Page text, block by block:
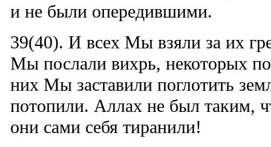
и не были опередившими.
39(40). И всех Мы взяли за их
Мы послали вихрь, некоторых
них Мы заставили поглотить
потопили. Аллах не был таким,
они сами себя тиранили!